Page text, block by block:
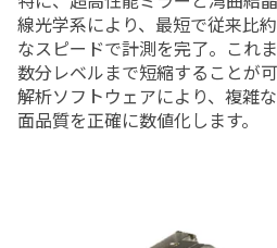
線光学系により、最短で従来比
なスピードで計測を完了。これ
数分レベルまで短縮することが
解析ソフトウェアにより、複雑
面品質を正確に数値化します。